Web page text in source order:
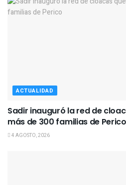
ACTUALIDAD
Sadir inauguró la red de
más de 300 familias de Perico
4 AGOSTO, 2026